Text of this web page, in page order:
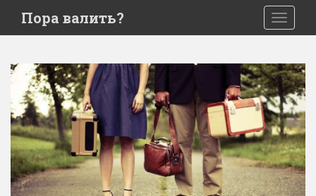
i
Пора валить?